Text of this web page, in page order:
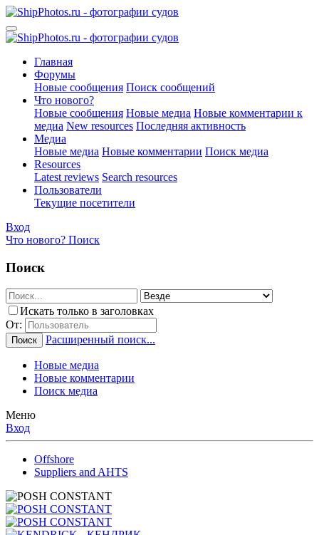
Главная
Форумы
Новые сообщения Поиск сообщений
Что нового?
Новые сообщения Новые медиа Новые комментарии к
медиа New resources Последняя активность
Медиа
Новые медиа Новые комментарии Поиск медиа
Resources
Latest reviews Search resources
Пользователи
Текущие посетители
Вход
Что нового? Поиск
Поиск
Искать только в заголовках
От:
Поиск Расширенный поиск...
Новые медиа
Новые комментарии
Поиск медиа
Меню
Вход
Offshore
Suppliers and AHTS